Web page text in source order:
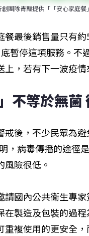
團隊青瓢提供「「安心家庭
餐最後銷售量只有
暫停這項服務。不
上，若有下一波疫
」不等於無
戒後，不少民眾為
明，病毒傳播的途
風險很低。
請國內公共衛生專家
在製造及包裝的過
重複使用的更安全